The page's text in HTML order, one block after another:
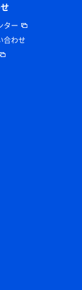
ター
合わせ